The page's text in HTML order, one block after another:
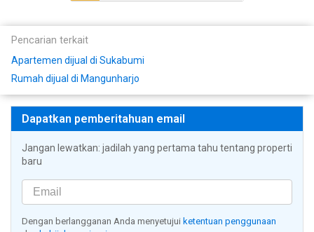
Pencarian terkait
Apartemen dijual di Sukabumi
Rumah dijual di Mangunharjo
Dapatkan pemberitahuan email
Jangan lewatkan: jadilah yang pertama tahu tentang properti
baru
Dengan berlangganan Anda menyetujui ketentuan penggunaan